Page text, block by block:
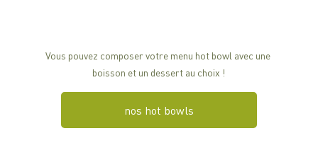
Vous pouvez composer votre menu hot bowl avec une
boisson et un dessert au choix !
nos hot bowls